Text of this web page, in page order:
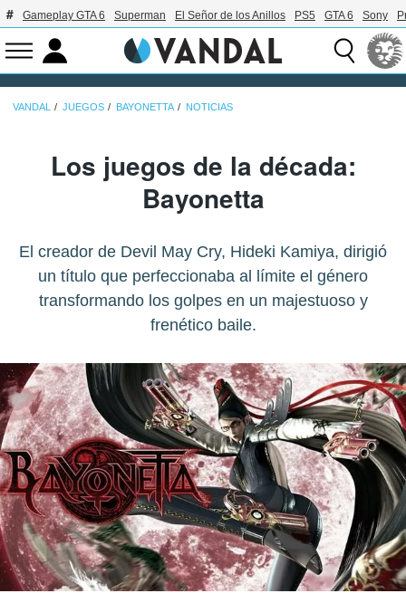
Gameplay GTA 6 Superman El Señor de los Anillos PS5 GTA 6 Sony
VANDAL JUEGOS BAYONETTA NOTICIAS
Los juegos de la década:
Bayonetta
El creador de Devil May Cry, Hideki Kamiya, dirigió
un título que perfeccionaba al límite el género
transformando los golpes en un majestuoso y
frenético baile.